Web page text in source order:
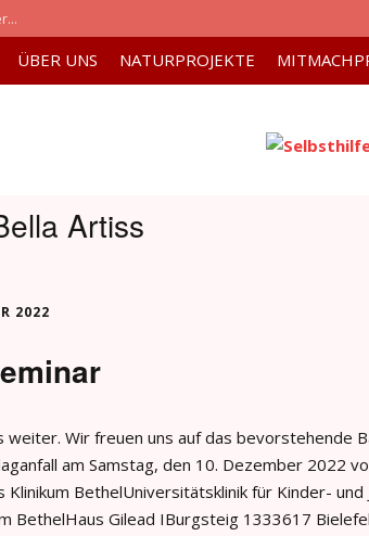
ÜBER UNS NATURPROJEKTE
Artiss
2022
weiter. Wir freuen uns auf das bevorstehende
am Samstag, den 10. Dezember 2022
Klinikum BethelUniversitätsklinik für Kinder- und
BethelHaus Gilead IBurgsteig 1333617